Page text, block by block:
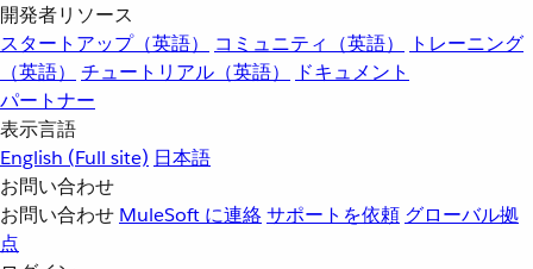
開発者リソース
スタートアップ（英語）
コミュニティ（英語）
トレーニング
（英語）
チュートリアル（英語）
ドキュメント
パートナー
表示言語
English (Full site) 日本語
お問い合わせ
お問い合わせ MuleSoft に連絡サポートを依頼 グローバル拠
点